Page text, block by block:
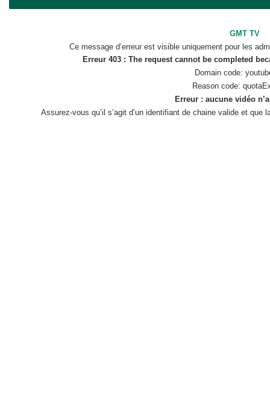
GMT TV
Ce message d’erreur est visible uniquement pour les
Erreur 403 : The request cannot be completed
Domain code:
Reason code:
Erreur : aucune vidéo
Assurez-vous qu’il s’agit d’un identifiant de chaine valide et